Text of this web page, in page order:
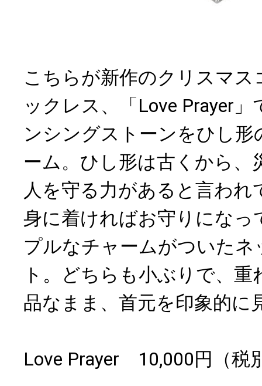
こちらが新作のクリスマ
ックレス、「Love Prayer
ンシングストーンをひし形
ーム。ひし形は古くから、
人を守る力があると言われ
身に着ければお守りになっ
プルなチャームがついた
ト。どちらも小ぶりで、
品なまま、首元を印象的に
Love Prayer 10,000円（税